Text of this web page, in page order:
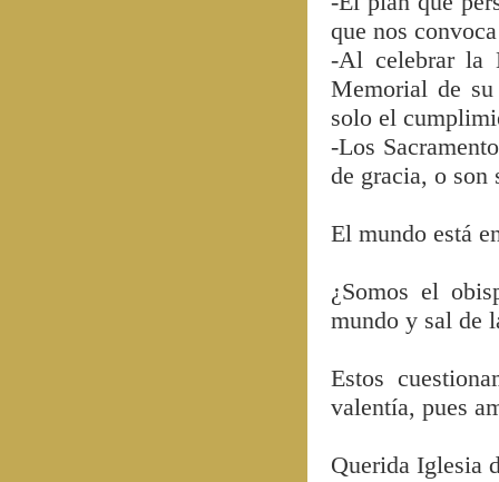
que nos
-Al celebrar la
Memorial de
solo el
-Los
de gracia, o son
El mundo está
¿Somos el
mundo y sal de
Estos
valentía, pues
Querida Iglesia